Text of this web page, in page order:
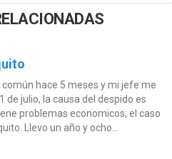
hace 5 meses y mi jefe me
de julio, la causa del despido es
problemas economicos; el caso
Llevo un año y ocho...